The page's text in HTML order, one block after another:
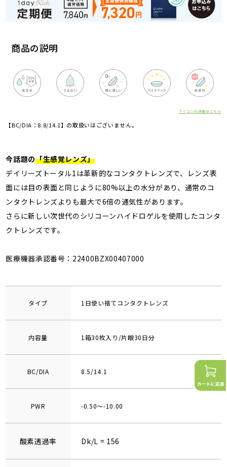
商品の説明
アイコンの詳細はこちら
【BC/DIA：8.8/14.1】の取扱いはございません。
今話題の「生感覚レンズ」
デイリーズトータル1は革新的なコンタクトレンズで、レンズ表
面には目の表面と同じように80%以上の水分があり、通常のコ
ンタクトレンズよりも最大で6倍の通気性があります。
さらに新しい次世代のシリコーンハイドロゲルを使用したコンタ
クトレンズです。
医療機器承認番号：22400BZX00407000
タイプ 1日使い捨てコンタクトレンズ
内容量 1箱30枚入り/片眼30日分
BC/DIA 8.5/14.1
PWR -0.50～-10.00
酸素透過率 Dk/L = 156